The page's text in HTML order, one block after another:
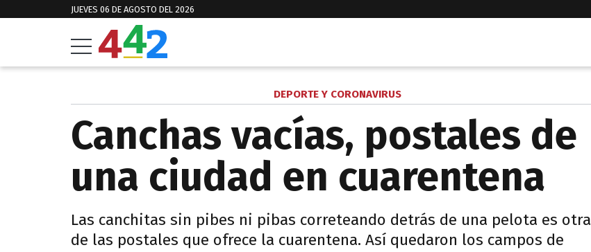
JUEVES 06 DE AGOSTO DEL 2026
DEPORTE Y CORONAVIRUS
Canchas vacías, postales de
una ciudad en cuarentena
Las canchitas sin pibes ni pibas correteando detrás de una pelota es otra
de las postales que ofrece la cuarentena. Así quedaron los campos de